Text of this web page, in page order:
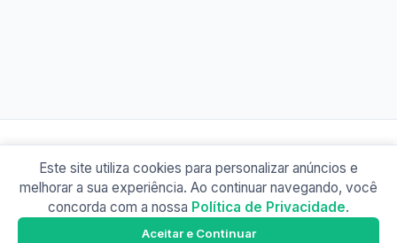
© 2026 Busão BR
Sobre Contato Política de Privacidade
Este site utiliza cookies para personalizar anúncios e
melhorar a sua experiência. Ao continuar navegando, você
concorda com a nossa Política de Privacidade.
Aceitar e Continuar